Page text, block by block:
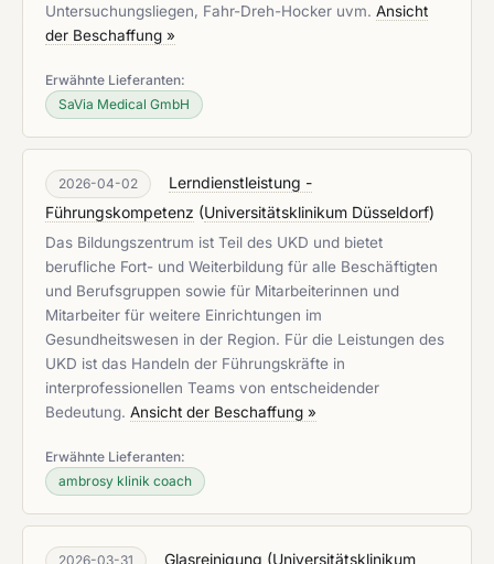
Untersuchungsliegen, Fahr-Dreh-Hocker uvm. Ansicht
der Beschaffung »
Erwähnte Lieferanten:
SaVia Medical GmbH
2026-04-02
Lerndienstleistung -
Führungskompetenz (Universitätsklinikum Düsseldorf)
Das Bildungszentrum ist Teil des UKD und bietet
berufliche Fort- und Weiterbildung für alle Beschäftigten
und Berufsgruppen sowie für Mitarbeiterinnen und
Mitarbeiter für weitere Einrichtungen im
Gesundheitswesen in der Region. Für die Leistungen des
UKD ist das Handeln der Führungskräfte in
interprofessionellen Teams von entscheidender
Bedeutung. Ansicht der Beschaffung »
Erwähnte Lieferanten:
ambrosy klinik coach
2026-03-31 Glasreinigung (Universitätsklinikum